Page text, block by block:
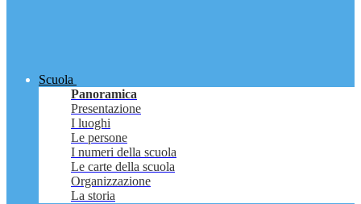
Scuola
Panoramica
Presentazione
I luoghi
Le persone
I numeri della scuola
Le carte della scuola
Organizzazione
La storia